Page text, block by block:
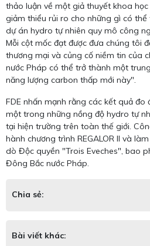
thảo luận về một giả thuyết khoa
giảm thiểu rủi ro cho những gì có
dự án hydro tự nhiên quy mô công
Mỗi cột mốc đạt được đưa chúng tôi
thương mại và củng cố niềm tin của
nước Pháp có thể trở thành một
năng lượng carbon thấp mới này".
FDE nhấn mạnh rằng các kết quả đo
một trong những nồng độ hydro tự
tại hiện trường trên toàn thế giới.
hành chương trình REGALOR II và
dò Độc quyền "Trois Eveches", bao
Đông Bắc nước Pháp.
Chia sẻ:
Bài viết khác: